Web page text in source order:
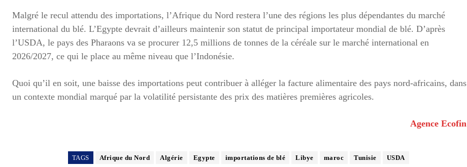
Malgré le recul attendu des importations, l’Afrique du Nord restera l’une des régions les plus dépendantes du marché
international du blé. L’Egypte devrait d’ailleurs maintenir son statut de principal importateur mondial de blé. D’après
l’USDA, le pays des Pharaons va se procurer 12,5 millions de tonnes de la céréale sur le marché international en
2026/2027, ce qui le place au même niveau que l’Indonésie.
Quoi qu’il en soit, une baisse des importations peut contribuer à alléger la facture alimentaire des pays nord-africains, dans
un contexte mondial marqué par la volatilité persistante des prix des matières premières agricoles.
Agence Ecofin
TAGS Afrique du Nord Algérie Egypte importations de blé Libye maroc Tunisie USDA